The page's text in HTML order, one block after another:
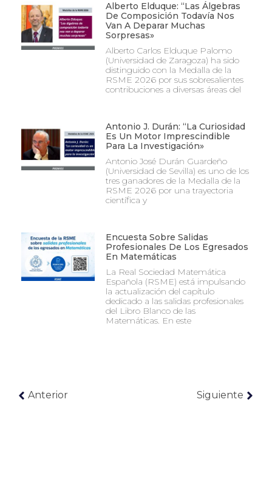
Alberto Elduque: “Las Álgebras
De Composición Todavía Nos
Van A Deparar Muchas
Sorpresas»
Alberto Carlos Elduque Palomo
(Universidad de Zaragoza) ha sido
distinguido con la Medalla de la
RSME 2026 por sus sobresalientes
contribuciones a diversas áreas del
Antonio J. Durán: “La Curiosidad
Es Un Motor Imprescindible
Para La Investigación»
Antonio José Durán Guardeño
(Universidad de Sevilla) es uno de los
tres ganadores de la Medalla de la
RSME 2026 por una trayectoria
científica y
Encuesta Sobre Salidas
Profesionales De Los Egresados
En Matemáticas
La Real Sociedad Matemática
Española (RSME) está impulsando
la actualización del capítulo
dedicado a las salidas profesionales
del Libro Blanco de las
Matemáticas. En este
Anterior Siguiente